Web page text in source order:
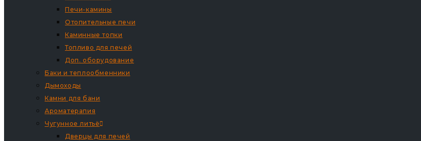
Печи-камины
Отопительные печи
Каминные топки
Топливо для печей
Доп. оборудование
Баки и теплообменники
Дымоходы
Камни для бани
Ароматерапия
Чугунное литьё
Дверцы для печей